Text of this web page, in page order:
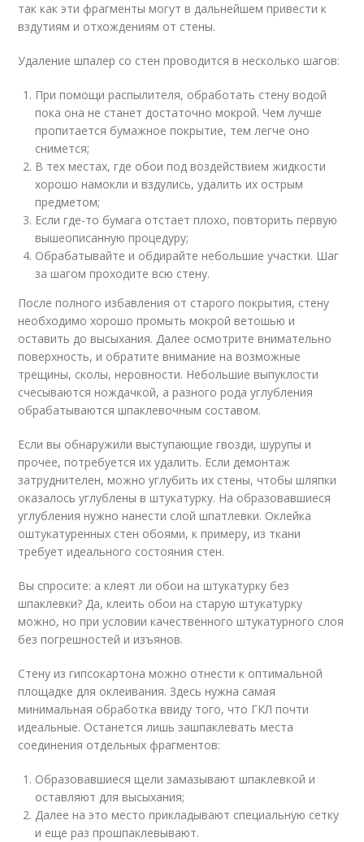
так как эти фрагменты могут в дальнейшем привести к
вздутиям и отхождениям от стены.
Удаление шпалер со стен проводится в несколько шагов:
При помощи распылителя, обработать стену водой
пока она не станет достаточно мокрой. Чем лучше
пропитается бумажное покрытие, тем легче оно
снимется;
В тех местах, где обои под воздействием жидкости
хорошо намокли и вздулись, удалить их острым
предметом;
Если где-то бумага отстает плохо, повторить первую
вышеописанную процедуру;
Обрабатывайте и обдирайте небольшие участки. Шаг
за шагом проходите всю стену.
После полного избавления от старого покрытия, стену
необходимо хорошо промыть мокрой ветошью и
оставить до высыхания. Далее осмотрите внимательно
поверхность, и обратите внимание на возможные
трещины, сколы, неровности. Небольшие выпуклости
счесываются нождачкой, а разного рода углубления
обрабатываются шпаклевочным составом.
Если вы обнаружили выступающие гвозди, шурупы и
прочее, потребуется их удалить. Если демонтаж
затруднителен, можно углубить их стены, чтобы шляпки
оказалось углублены в штукатурку. На образовавшиеся
углубления нужно нанести слой шпатлевки. Оклейка
оштукатуренных стен обоями, к примеру, из ткани
требует идеального состояния стен.
Вы спросите: а клеят ли обои на штукатурку без
шпаклевки? Да, клеить обои на старую штукатурку
можно, но при условии качественного штукатурного слоя
без погрешностей и изъянов.
Стену из гипсокартона можно отнести к оптимальной
площадке для оклеивания. Здесь нужна самая
минимальная обработка ввиду того, что ГКЛ почти
идеальные. Останется лишь зашпаклевать места
соединения отдельных фрагментов:
Образовавшиеся щели замазывают шпаклевкой и
оставляют для высыхания;
Далее на это место прикладывают специальную сетку
и еще раз прошпаклевывают.